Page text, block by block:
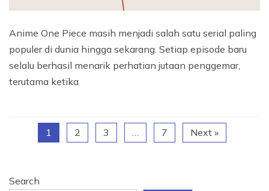
Anime One Piece masih menjadi salah satu serial paling
populer di dunia hingga sekarang. Setiap episode baru
selalu berhasil menarik perhatian jutaan penggemar,
terutama ketika
1 2 3 7 Next »
Search